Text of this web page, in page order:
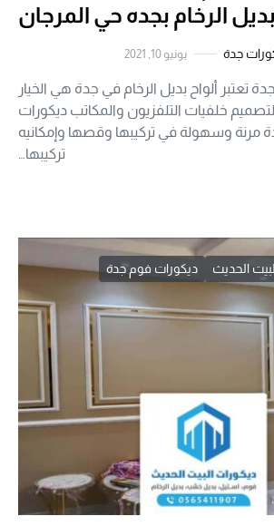
بديل الرخام بجده حي المرجان
جدة يونيو 10, 2021
تعتبر ألواح بديل الرخام في جدة هي الخيار
خلفيات التلفزيون والمكاتب ديكورات
مرنة وسهولة في تركيبها وقصها وإمكانيه
تركيبها…
الحديث ديكورات فوم جدة